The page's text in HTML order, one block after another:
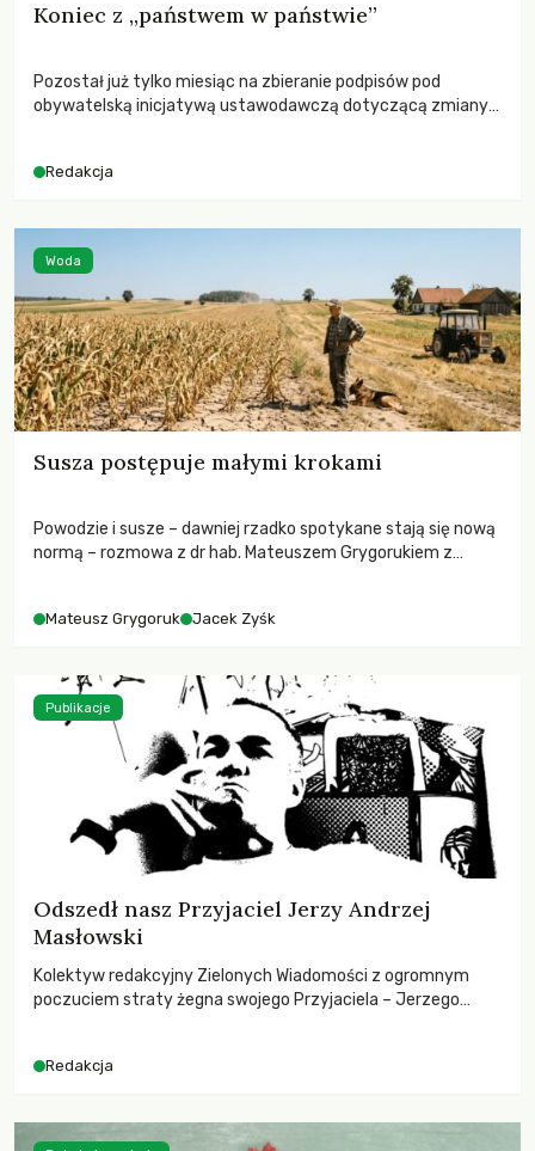
Koniec z „państwem w państwie”
Pozostał już tylko miesiąc na zbieranie podpisów pod
obywatelską inicjatywą ustawodawczą dotyczącą zmiany
niezwykle korzystne rozwiązania dla przyrody i zwierząt,
funkcjonowania łowiectwa w Polsce.
Redakcja
Susza postępuje małymi krokami
Powodzie i susze – dawniej rzadko spotykane stają się nową
normą – rozmowa z dr hab. Mateuszem Grygorukiem z
Mateusz Grygoruk Jacek Zyśk
Woda
Odszedł nasz Przyjaciel Jerzy Andrzej
Masłowski
Kolektyw redakcyjny Zielonych Wiadomości z ogromnym
poczuciem straty żegna swojego Przyjaciela – Jerzego
Redakcja
Publikacje